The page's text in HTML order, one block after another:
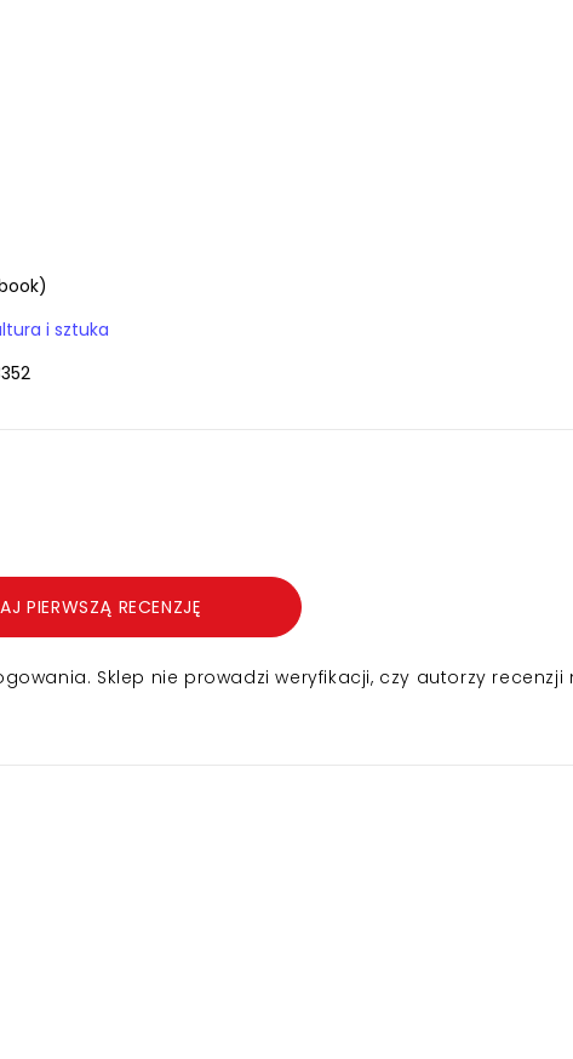
i sztuka
PIERWSZĄ RECENZJĘ
Sklep nie prowadzi weryfikacji, czy autorzy recenzji